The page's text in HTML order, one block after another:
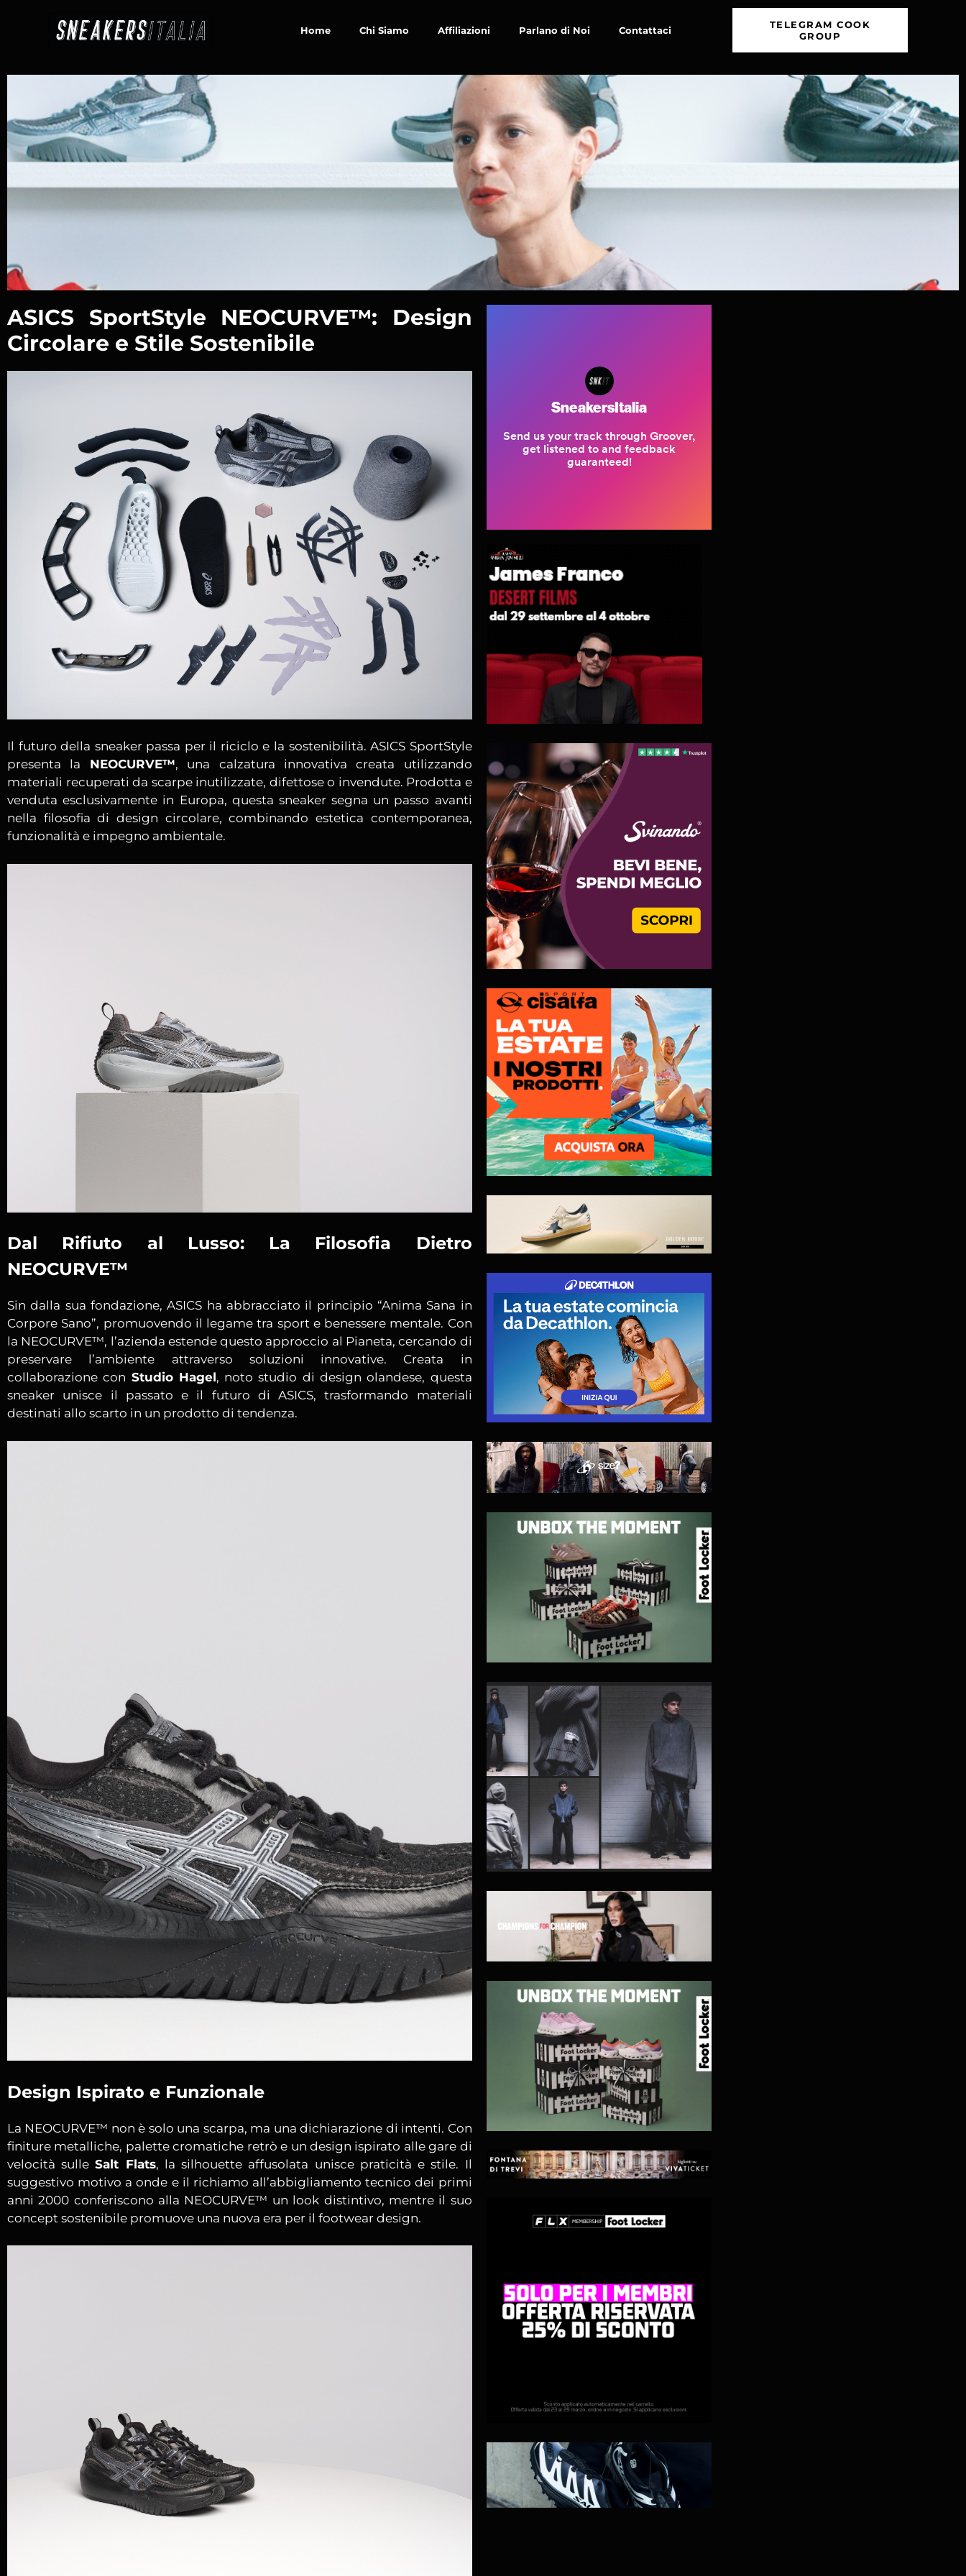
Home Chi Siamo Affiliazioni Parlano di Noi Contattaci
TELEGRAM COOK
GROUP
ASICS SportStyle NEOCURVE™: Design
Circolare e Stile Sostenibile
Il futuro della sneaker passa per il riciclo e la sostenibilità. ASICS SportStyle
presenta la NEOCURVE™, una calzatura innovativa creata utilizzando
materiali recuperati da scarpe inutilizzate, difettose o invendute. Prodotta e
venduta esclusivamente in Europa, questa sneaker segna un passo avanti
nella filosofia di design circolare, combinando estetica contemporanea,
funzionalità e impegno ambientale.
Dal Rifiuto al Lusso: La Filosofia Dietro
NEOCURVE™
Sin dalla sua fondazione, ASICS ha abbracciato il principio “Anima Sana in
Corpore Sano”, promuovendo il legame tra sport e benessere mentale. Con
la NEOCURVE™, l’azienda estende questo approccio al Pianeta, cercando di
preservare l’ambiente attraverso soluzioni innovative. Creata in
collaborazione con Studio Hagel, noto studio di design olandese, questa
sneaker unisce il passato e il futuro di ASICS, trasformando materiali
destinati allo scarto in un prodotto di tendenza.
Design Ispirato e Funzionale
La NEOCURVE™ non è solo una scarpa, ma una dichiarazione di intenti. Con
finiture metalliche, palette cromatiche retrò e un design ispirato alle gare di
velocità sulleSalt Flats, la silhouette affusolata unisce praticità e stile. Il
suggestivo motivo a onde e il richiamo all’abbigliamento tecnico dei primi
anni 2000 conferiscono alla NEOCURVE™ un look distintivo, mentre il suo
concept sostenibile promuove una nuova era per il footwear design.